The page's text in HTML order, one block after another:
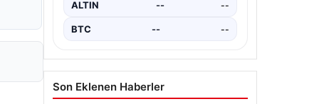
ALTIN -- --
BTC -- --
Son Eklenen Haberler